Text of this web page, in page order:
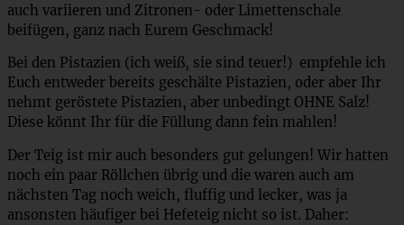
auch variieren und Zitronen- oder Limettenschale
beifügen, ganz nach Eurem Geschmack!
Bei den Pistazien (ich weiß, sie sind teuer!) empfehle ich
Euch entweder bereits geschälte Pistazien, oder aber Ihr
nehmt geröstete Pistazien, aber unbedingt OHNE Salz!
Diese könnt Ihr für die Füllung dann fein mahlen!
Der Teig ist mir auch besonders gut gelungen! Wir hatten
noch ein paar Röllchen übrig und die waren auch am
nächsten Tag noch weich, fluffig und lecker, was ja
ansonsten häufiger bei Hefeteig nicht so ist. Daher: